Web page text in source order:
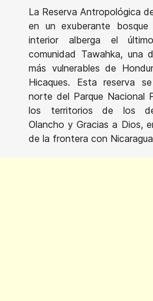
La Reserva Antropológica
en un exuberante
interior alberga el
comunidad Tawahka, una
más vulnerables de
Hicaques. Esta reserva
norte del Parque Nacional
los territorios de los
Olancho y Gracias a Dios,
de la frontera con